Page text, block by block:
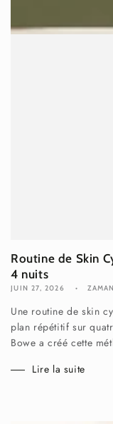
Routine de Skin
4 nuits
JUIN 27, 2026
Une routine de skin
plan répétitif sur
Bowe a créé cette
Lire la suite